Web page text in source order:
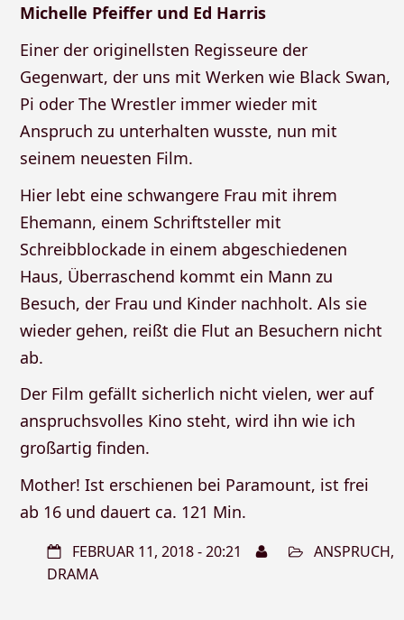
Michelle Pfeiffer und Ed Harris
Einer der originellsten Regisseure der
Gegenwart, der uns mit Werken wie Black Swan,
Pi oder The Wrestler immer wieder mit
Anspruch zu unterhalten wusste, nun mit
seinem neuesten Film.
Hier lebt eine schwangere Frau mit ihrem
Ehemann, einem Schriftsteller mit
Schreibblockade in einem abgeschiedenen
Haus, Überraschend kommt ein Mann zu
Besuch, der Frau und Kinder nachholt. Als sie
wieder gehen, reißt die Flut an Besuchern nicht
ab.
Der Film gefällt sicherlich nicht vielen, wer auf
anspruchsvolles Kino steht, wird ihn wie ich
großartig finden.
Mother! Ist erschienen bei Paramount, ist frei
ab 16 und dauert ca. 121 Min.
FEBRUAR 11, 2018 - 20:21 ANSPRUCH,
DRAMA